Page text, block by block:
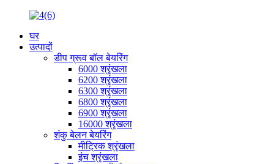
घर
उत्पादों
डीप ग्रूव बॉल बेयरिंग
6000 श्रृंखला
6200 श्रृंखला
6300 श्रृंखला
6800 श्रृंखला
6900 श्रृंखला
16000 श्रृंखला
शंकु बेलन बेयरिंग
मीट्रिक श्रृंखला
इंच श्रृंखला